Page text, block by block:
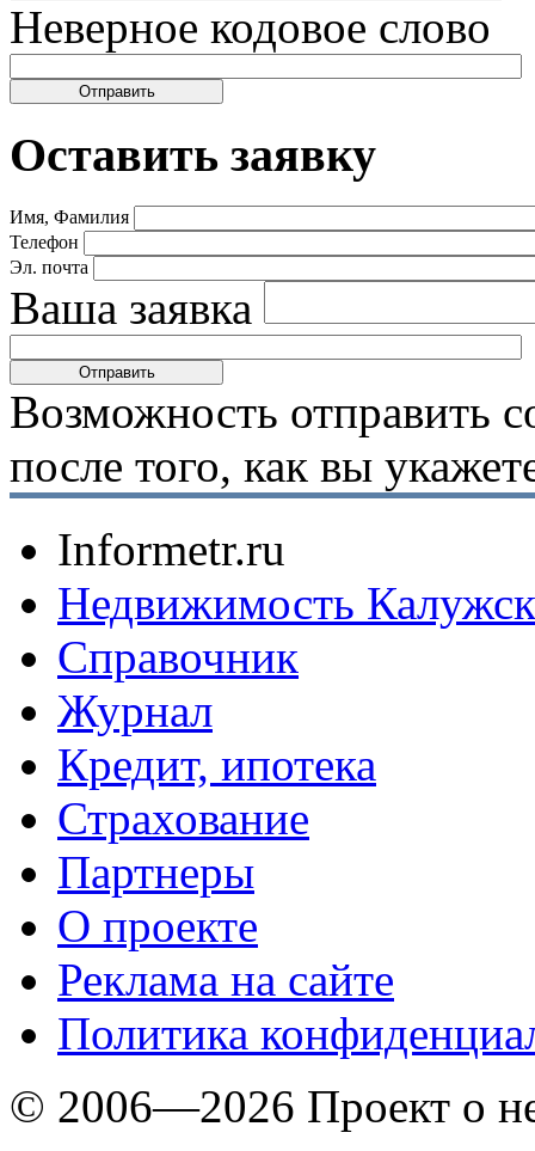
Неверное кодовое слово
Оставить заявку
Имя, Фамилия
Телефон
Эл. почта
Ваша заявка
Возможность отправить
после того, как вы
Informetr.ru
Недвижимость
Справочник
Журнал
Кредит, ипотека
Страхование
Партнеры
O проекте
Реклама на сайте
Политика
© 2006—2026 Проект о